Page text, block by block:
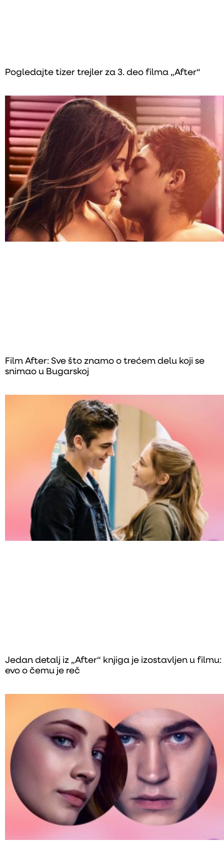
Pogledajte tizer trejler za 3. deo filma „After“
Film After: Sve što znamo o trećem delu koji se
snimao u Bugarskoj
Jedan detalj iz „After“ knjiga je izostavljen u filmu:
evo o čemu je reč